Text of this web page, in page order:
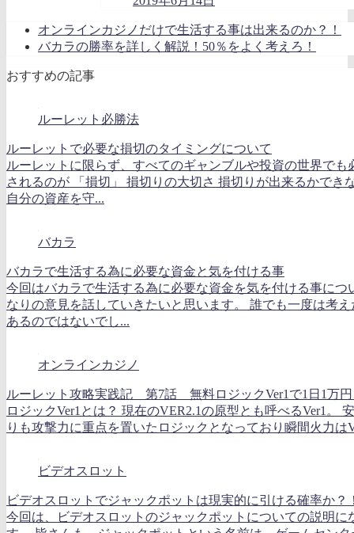
オンラインカジノだけで生活する事は出来るのか？！
バカラの勝率を詳しく解説！50％をよく考えろ！
おすすめの記事
ルーレット必勝法
ルーレットで必要な損切のタイミングについて
ルーレットに限らず、すべてのギャンブルや投資の世界でも
されるのが 「損切」 損切りの大切さ 損切りが出来るかでき
自分の資産を守...
バカラ
バカラで生活する為に必要な資金と気を付ける事
今回はバカラで生活する為に必要な資金を気を付ける事につ
なりの意見を話していきたいと思います。 誰でも一度は考え
あるのではないでし...
オンラインカジノ
ルーレット攻略実践記 第7話 無料ロジックVer1で1日1万
ロジックVer1とは？ 現在のVER2.1の原型とも呼べるVer1。
りも攻撃力に重点を置いたロジックとなっており瞬間火力は
ビデオスロット
ビデオスロットでジャックポットは現実的に引ける確率か？
今回は、ビデオスロットのジャックポットについての説明に